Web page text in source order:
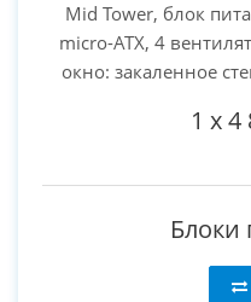
Mid Tower, блок
micro-ATX, 4
окно: закаленное
1 x4
Блоки